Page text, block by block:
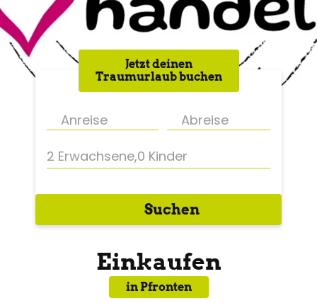
Jetzt deinen
Traumurlaub buchen
2 Erwachsene,0 Kinder
Suchen
Einkaufen
in Pfronten